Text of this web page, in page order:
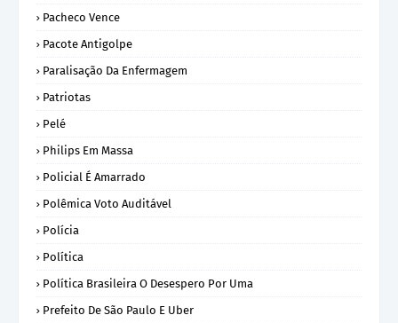
Pacheco Vence
Pacote Antigolpe
Paralisação Da Enfermagem
Patriotas
Pelé
Philips Em Massa
Policial É Amarrado
Polêmica Voto Auditável
Polícia
Política
Política Brasileira O Desespero Por Uma
Prefeito De São Paulo E Uber